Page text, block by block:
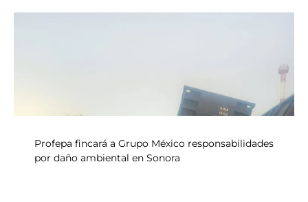
Profepa fincará a Grupo México responsabilidades
por daño ambiental en Sonora